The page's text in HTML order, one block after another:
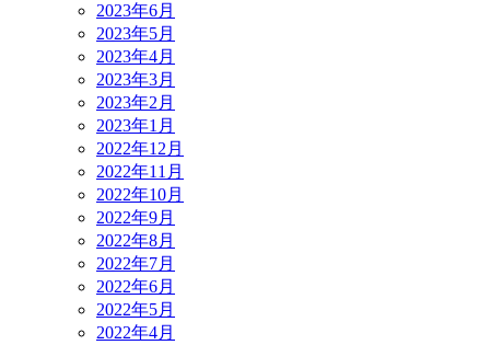
2023年6月
2023年5月
2023年4月
2023年3月
2023年2月
2023年1月
2022年12月
2022年11月
2022年10月
2022年9月
2022年8月
2022年7月
2022年6月
2022年5月
2022年4月